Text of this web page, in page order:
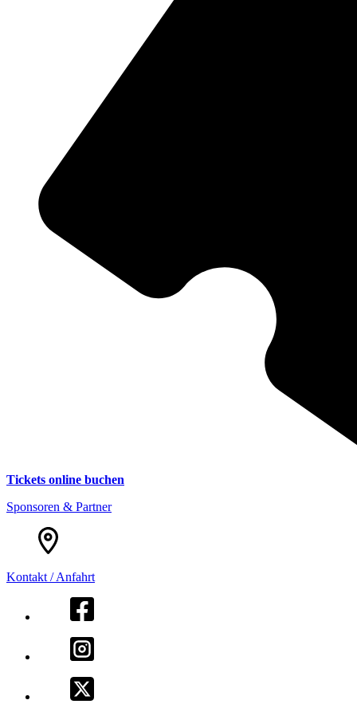
Tickets online buchen
Sponsoren & Partner
Kontakt / Anfahrt